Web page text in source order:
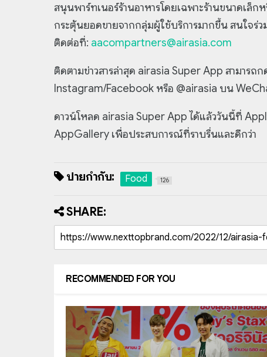
สนุนพาร์ทเนอร์ร้านอาหารโดยเฉพาะร้านขนาดเล็
กระตุ้นยอดขายจากกลุ่มผู้ใช้บริการมากขึ้น สนใจร่
ติดต่อที่: aacompartners@airasia.com
ติดตามข่าวสารล่าสุด airasia Super App สามารถ
Instagram/Facebook หรือ @airasia บน
ดาวน์โหลด airasia Super App ได้แล้ววันนี้ที่
AppGallery เพื่อประสบการณ์ที่ราบรื่นและดีกว่า
ป้ายกำกับ: Food 126
SHARE:
RECOMMENDED FOR YOU